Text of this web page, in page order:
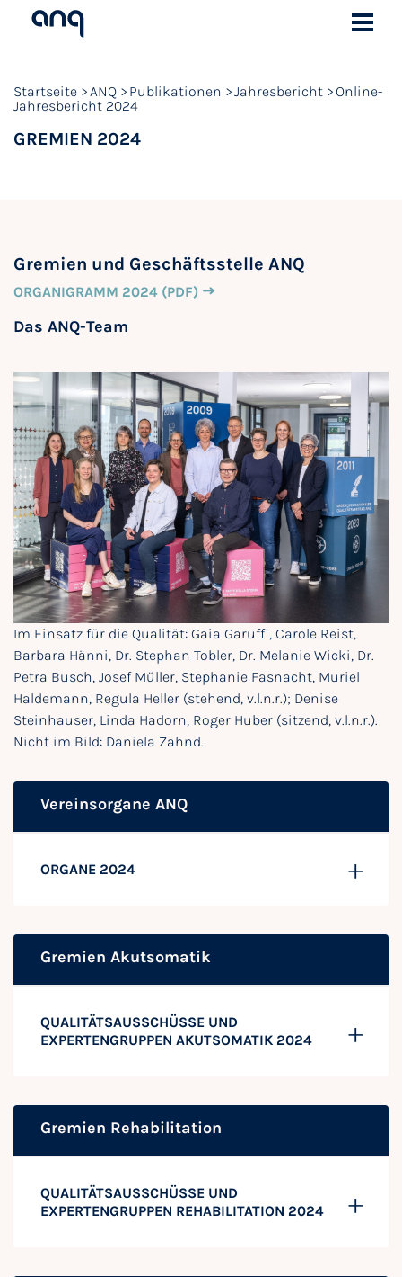
Startseite ANQ Publikationen Jahresbericht
Online-
Jahresbericht 2024
GREMIEN 2024
Gremien und Geschäftsstelle ANQ
ORGANIGRAMM 2024 (PDF)
Das ANQ-Team
Im Einsatz für die Qualität: Gaia Garuffi, Carole Reist,
Barbara Hänni, Dr. Stephan Tobler, Dr. Melanie Wicki, Dr.
Petra Busch, Josef Müller, Stephanie Fasnacht, Muriel
Haldemann, Regula Heller (stehend, v.l.n.r.); Denise
Steinhauser, Linda Hadorn, Roger Huber (sitzend, v.l.n.r.).
Nicht im Bild: Daniela Zahnd.
Vereinsorgane ANQ
ORGANE 2024
Gremien Akutsomatik
QUALITÄTSAUSSCHÜSSE UND
EXPERTENGRUPPEN AKUTSOMATIK 2024
Gremien Rehabilitation
QUALITÄTSAUSSCHÜSSE UND
EXPERTENGRUPPEN REHABILITATION 2024